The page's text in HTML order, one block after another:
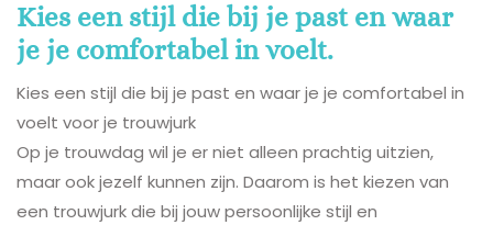
Kies een stijl die bij je past en waar
je je comfortabel in voelt.
Kies een stijl die bij je past en waar je je comfortabel in
voelt voor je trouwjurk
Op je trouwdag wil je er niet alleen prachtig uitzien,
maar ook jezelf kunnen zijn. Daarom is het kiezen van
een trouwjurk die bij jouw persoonlijke stijl en